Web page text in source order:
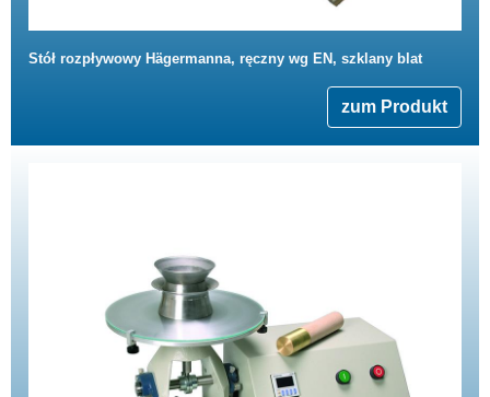
Stół rozpływowy Hägermanna, ręczny wg EN, szklany blat
zum Produkt